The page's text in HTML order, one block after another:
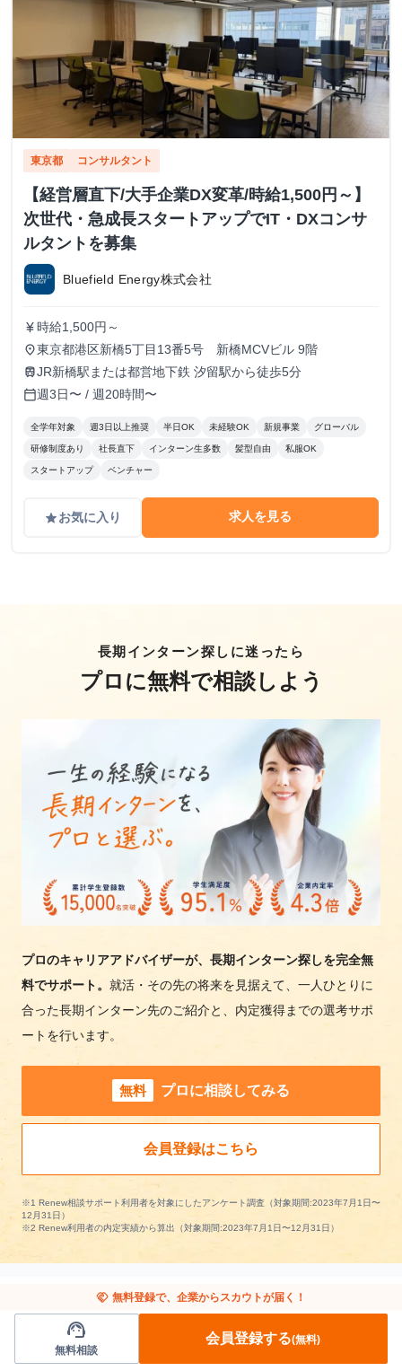
東京都 コンサルタント
【経営層直下/大手企業DX変革/時給1,500円～】
次世代・急成長スタートアップでIT・DXコンサ
ルタントを募集
Bluefield Energy株式会社
currency_yen 時給1,500円～
place東京都港区新橋5丁目13番5号 新橋MCVビル 9階
trainJR新橋駅または都営地下鉄 汐留駅から徒歩5分
calendar_today週3日〜 / 週20時間〜
全学年対象 週3日以上推奨 半日OK 未経験OK 新規事業 グローバル
研修制度あり 社長直下 インターン生多数 髪型自由 私服OK
スタートアップ ベンチャー
gradeお気に入り 求人を見る
長期インターン探しに迷ったら
プロに無料で相談しよう
プロのキャリアアドバイザーが、長期インターン探しを完全無
料でサポート。 就活・その先の将来を見据えて、一人ひとりに
合った長期インターン先のご紹介と、内定獲得までの選考サポ
ートを行います。
無料 プロに相談してみる
会員登録はこちら
※1 Renew相談サポート利用者を対象にしたアンケート調査（対象期間:2023年7月1日〜
12月31日）
※2 Renew利用者の内定実績から算出（対象期間:2023年7月1日〜12月31日）
他の条件から長期インターンを探す
handshake 無料登録で、企業からスカウトが届く！
support_agent
無料相談
会員登録する(無料)